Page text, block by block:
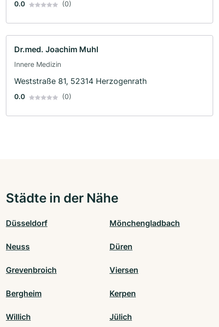
0.0 (0)
Dr.med. Joachim Muhl
Innere Medizin
Weststraße 81, 52314 Herzogenrath
0.0 (0)
Städte in der Nähe
Düsseldorf Mönchengladbach
Neuss Düren
Grevenbroich Viersen
Bergheim Kerpen
Willich Jülich